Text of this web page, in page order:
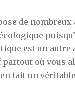
de nombreux
est un autre
où vous
fait un